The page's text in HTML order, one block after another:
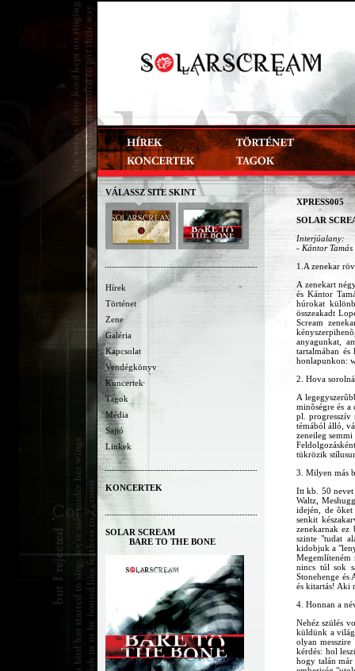
VÁLASSZ SITE SKINT
Hírek
Történet
Zene
Galéria
Kapcsolat
Vendégkönyv
Koncertek
Tagok
Média
Sajtó
Linkek
KONCERTEK
SOLAR SCREAM
BARE TO THE BONE
XPRESS005
SOLAR
Interjúalany:
- Kántor Tamás
1.A zenekar
A zenekart
és Kántor
húrokat
összeakadt
Scream
anyagunkat,
tartalmában
honlapunkon:
2. Hova
A
minõségre és
pl. progresszív
témából álló,
zeneileg
tükrözik
3. Milyen más
Itt kb. 50 nevet
Waltz,
idején, de
senkit
zenekarnak ez
szinte "tudat
kidobjuk a
nincs túl sok
Stonehenge
és kitartás! Aki
4. Honnan a
Nehéz szülés
küldünk a
olyan
kérdés: hol
hogy talán már